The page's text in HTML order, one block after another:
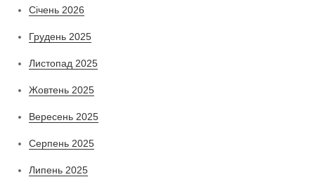
Січень 2026
Грудень 2025
Листопад 2025
Жовтень 2025
Вересень 2025
Серпень 2025
Липень 2025